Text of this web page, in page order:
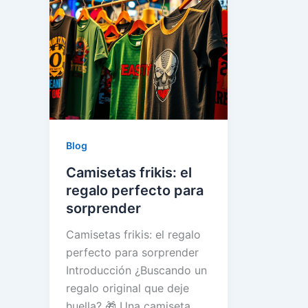
Blog
Camisetas frikis: el
regalo perfecto para
sorprender
Camisetas frikis: el regalo
perfecto para sorprender
Introducción ¿Buscando un
regalo original que deje